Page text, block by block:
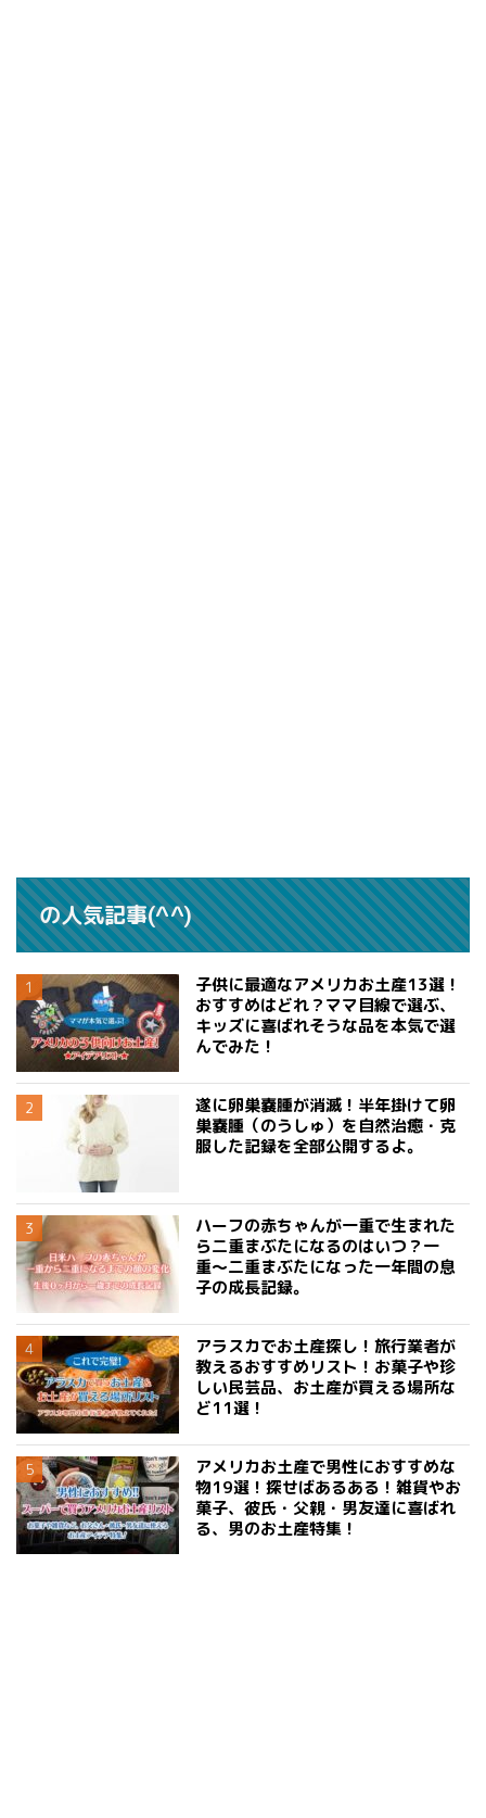
の人気記事(^^)
子供に最適なアメリカお土産13選！
おすすめはどれ？ママ目線で選ぶ、
キッズに喜ばれそうな品を本気で選
んでみた！
遂に卵巣嚢腫が消滅！半年掛けて卵
巣嚢腫（のうしゅ）を自然治癒・克
服した記録を全部公開するよ。
ハーフの赤ちゃんが一重で生まれた
ら二重まぶたになるのはいつ？一
重〜二重まぶたになった一年間の息
子の成長記録。
アラスカでお土産探し！旅行業者が
教えるおすすめリスト！お菓子や珍
しい民芸品、お土産が買える場所な
ど11選！
アメリカお土産で男性におすすめな
物19選！探せばあるある！雑貨やお
菓子、彼氏・父親・男友達に喜ばれ
る、男のお土産特集！